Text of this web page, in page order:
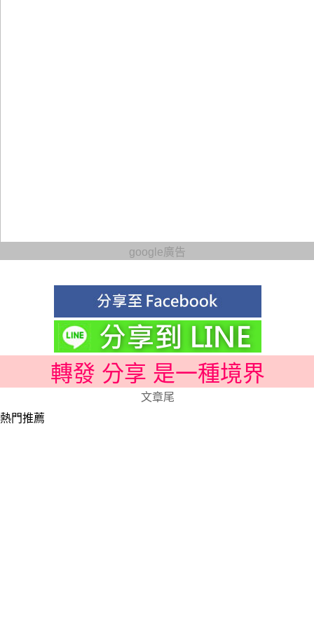
google廣告
轉發 分享 是一種境界
文章尾
熱門推薦